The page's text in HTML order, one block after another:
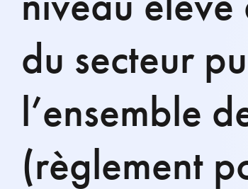
du secteur
l’ensemble
(règlement